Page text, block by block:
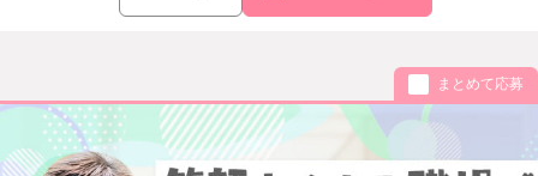
まとめて応募